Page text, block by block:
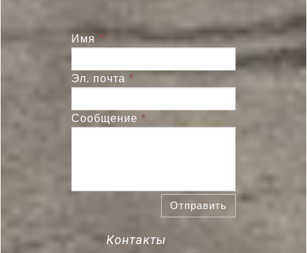
Имя*
Эл. почта *
Сообщение *
Отправить
Контакты